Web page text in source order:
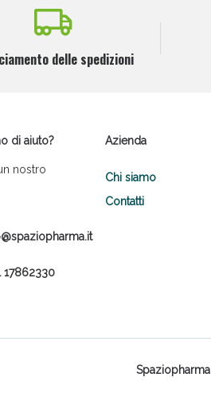
delle spedizioni
di aiuto?
nostro
17862330
Azienda
Chi siamo
Contatti
Spaziopharma